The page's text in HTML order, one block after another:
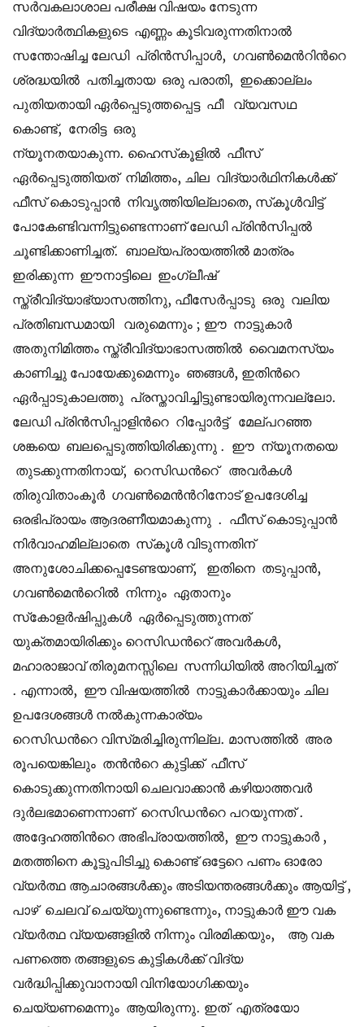
സർവകലാശാല പരീക്ഷ വിഷയം നേടുന്ന
വിദ്യാർത്ഥികളുടെ എണ്ണം കൂടിവരുന്നതിനാൽ
സന്തോഷിച്ച ലേഡി പ്രിൻസിപ്പാൾ, ഗവൺമെന്‍റിന്‍റെ
ശ്രദ്ധയിൽ പതിച്ചതായ ഒരു പരാതി, ഇക്കൊല്ലം
പുതിയതായി ഏർപ്പെടുത്തപ്പെട്ട ഫീ വ്യവസഥ
കൊണ്ട്, നേരിട്ട ഒരു
ന്യൂനതയാകുന്ന. ഹൈസ്‌കൂളിൽ ഫീസ്
ഏർപ്പെടുത്തിയത് നിമിത്തം, ചില വിദ്യാർഥിനികൾക്ക്
ഫീസ് കൊടുപ്പാൻ നിവൃത്തിയില്ലാതെ, സ്‌കൂൾവിട്ട്
പോകേണ്ടിവന്നിട്ടുണ്ടെന്നാണ് ലേഡി പ്രിൻസിപ്പൽ
ചൂണ്ടിക്കാണിച്ചത്. ബാല്യപ്രായത്തിൽ മാത്രം
ഇരിക്കുന്ന ഈനാട്ടിലെ ഇംഗ്ലീഷ്
സ്ത്രീവിദ്യാഭ്യാസത്തിനു, ഫീസേർപ്പാടു ഒരു വലിയ
പ്രതിബന്ധമായി വരുമെന്നും ; ഈ നാട്ടുകാർ
അതുനിമിത്തം സ്ത്രീവിദ്യാഭാസത്തിൽ വൈമനസ്യം
കാണിച്ചു പോയേക്കുമെന്നും ഞങ്ങൾ, ഇതിന്‍റെ
ഏർപ്പാടുകാലത്തു പ്രസ്താവിച്ചിട്ടുണ്ടായിരുന്നവല്ലോ.
ലേഡി പ്രിൻസിപ്പാളിന്‍റെ റിപ്പോർട്ട് മേല്പറഞ്ഞ
ശങ്കയെ ബലപ്പെടുത്തിയിരിക്കുന്നു . ഈ ന്യൂനതയെ
തുടക്കുന്നതിനായ്, റെസിഡന്‍റെ് അവർകൾ
തിരുവിതാംകൂർ ഗവൺമെൻന്‍റിനോട് ഉപദേശിച്ച
ഒരഭിപ്രായം ആദരണീയമാകുന്നു . ഫീസ് കൊടുപ്പാൻ
നിർവാഹമില്ലാതെ സ്‌കൂൾ വിടുന്നതിന്
അനുശോചിക്കപ്പെടേണ്ടയാണ്‌, ഇതിനെ തടുപ്പാൻ,
ഗവൺമെന്‍റെിൽ നിന്നും ഏതാനും
സ്‌കോളർഷിപ്പുകൾ ഏർപ്പെടുത്തുന്നത്
യുക്തമായിരിക്കും റെസിഡന്‍റെ് അവർകൾ,
മഹാരാജാവ് തിരുമനസ്സിലെ സന്നിധിയിൽ അറിയിച്ചത്
. എന്നാൽ, ഈ വിഷയത്തിൽ നാട്ടുകാർക്കായും ചില
ഉപദേശങ്ങൾ നൽകുന്നകാര്യം
റെസിഡന്‍റെ വിസ്‌മരിച്ചിരുന്നില്ല. മാസത്തിൽ അര
രൂപയെങ്കിലും തൻന്‍റെ കുട്ടിക്ക്‌ ഫീസ്‌
കൊടുക്കുന്നതിനായി ചെലവാക്കാൻ കഴിയാത്തവർ
ദുർലഭമാണെന്നാണ്‌ റെസിഡന്‍റെ പറയുന്നത് .
അദ്ദേഹത്തിന്‍റെ അഭിപ്രായത്തിൽ, ഈ നാട്ടുകാർ ,
മതത്തിനെ കൂട്ടുപിടിച്ചു കൊണ്ട് ഒട്ടേറെ പണം ഓരോ
വ്യർത്ഥ ആചാരങ്ങൾക്കും അടിയന്തരങ്ങൾക്കും ആയിട്ട് ,
പാഴ് ചെലവ് ചെയ്യുന്നുണ്ടെന്നും, നാട്ടുകാർ ഈ വക
വ്യർത്ഥ വ്യയങ്ങളിൽ നിന്നും വിരമിക്കയും, ആ വക
പണത്തെ തങ്ങളുടെ കുട്ടികൾക്ക് വിദ്യ
വർദ്ധിപ്പിക്കുവാനായി വിനിയോഗിക്കയും
ചെയ്യണമെന്നും ആയിരുന്നു. ഇത് എത്രയോ